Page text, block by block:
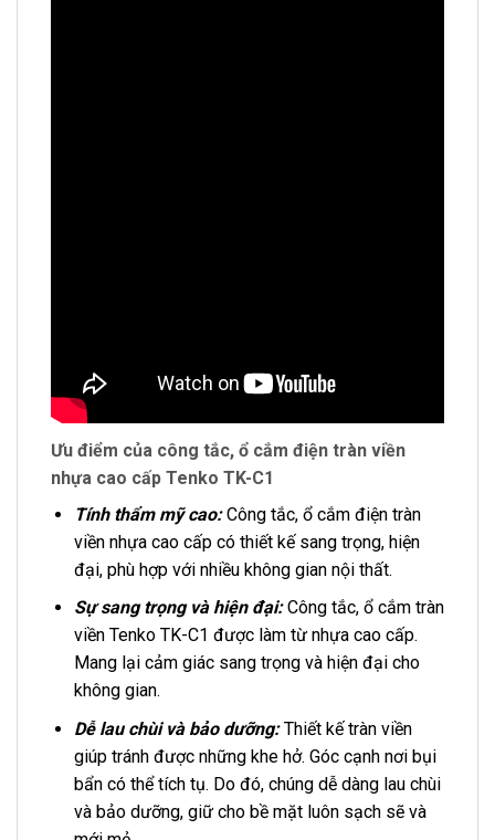
Ưu điểm của công tắc, ổ cắm điện tràn viền
nhựa cao cấp Tenko TK-C1
Tính thẩm mỹ cao:Công tắc, ổ cắm điện tràn
viền nhựa cao cấp có thiết kế sang trọng, hiện
đại, phù hợp với nhiều không gian nội thất.
Sự sang trọng và hiện đại:Công tắc, ổ cắm tràn
viền Tenko TK-C1 được làm từ nhựa cao cấp.
Mang lại cảm giác sang trọng và hiện đại cho
không gian.
Dễ lau chùi và bảo dưỡng:Thiết kế tràn viền
giúp tránh được những khe hở. Góc cạnh nơi bụi
bẩn có thể tích tụ. Do đó, chúng dễ dàng lau chùi
và bảo dưỡng, giữ cho bề mặt luôn sạch sẽ và